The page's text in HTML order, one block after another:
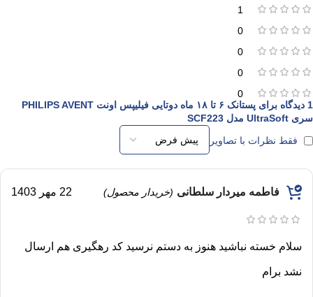
1
0
0
0
0
1 دیدگاه برای
پستانک ۶ تا ۱۸ ماه دوتایی فیلیپس اونت PHILIPS AVENT
سری UltraSoft مدل SCF223
فقط نظرات با تصاویر
فاطمه میردار سلطانی (خریدار محصول) 22 مهر 1403
سلام خسته نباشید هنوز به دستم نرسید کد رهگیری هم ارسال
نشد برام